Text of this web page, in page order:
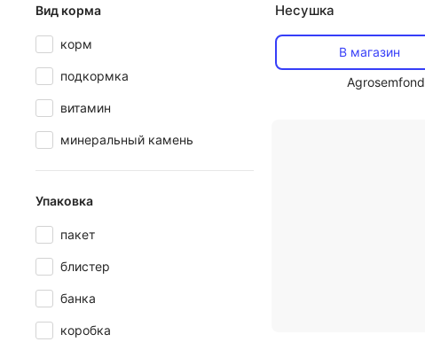
Вид корма
корм
подкормка
витамин
минеральный камень
Упаковка
пакет
блистер
банка
коробка
Несушка
В магазин
Agrosemfond